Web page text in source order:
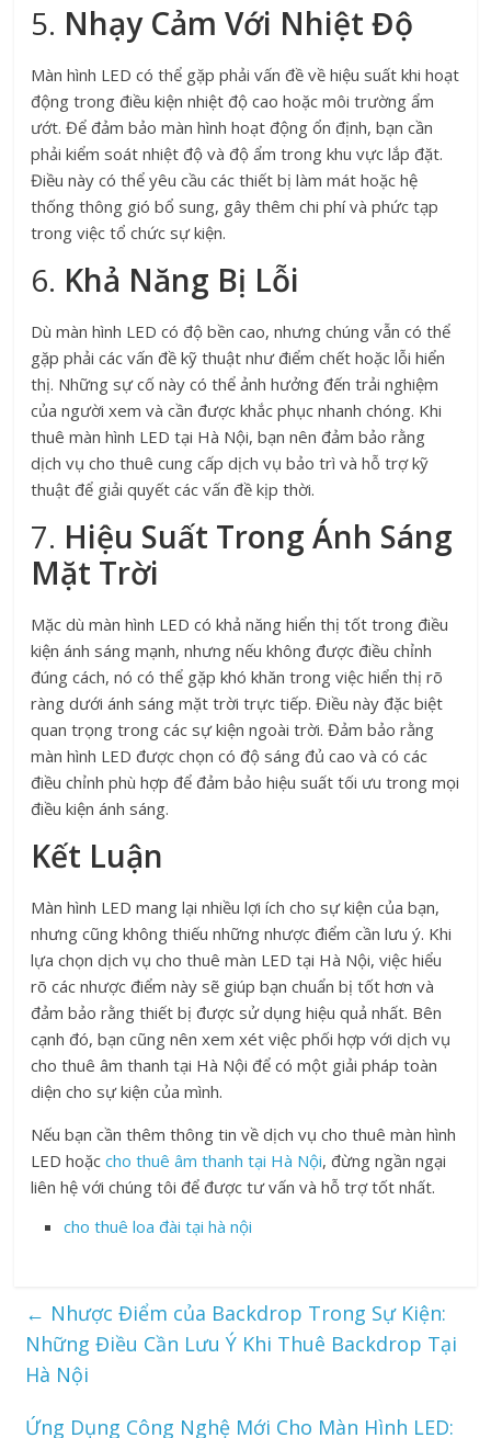
5. Nhạy Cảm Với Nhiệt Độ
Màn hình LED có thể gặp phải vấn đề về hiệu suất khi hoạt
động trong điều kiện nhiệt độ cao hoặc môi trường ẩm
ướt. Để đảm bảo màn hình hoạt động ổn định, bạn cần
phải kiểm soát nhiệt độ và độ ẩm trong khu vực lắp đặt.
Điều này có thể yêu cầu các thiết bị làm mát hoặc hệ
thống thông gió bổ sung, gây thêm chi phí và phức tạp
trong việc tổ chức sự kiện.
6. Khả Năng Bị Lỗi
Dù màn hình LED có độ bền cao, nhưng chúng vẫn có thể
gặp phải các vấn đề kỹ thuật như điểm chết hoặc lỗi hiển
thị. Những sự cố này có thể ảnh hưởng đến trải nghiệm
của người xem và cần được khắc phục nhanh chóng. Khi
thuê màn hình LED tại Hà Nội, bạn nên đảm bảo rằng
dịch vụ cho thuê cung cấp dịch vụ bảo trì và hỗ trợ kỹ
thuật để giải quyết các vấn đề kịp thời.
7. Hiệu Suất Trong Ánh Sáng
Mặt Trời
Mặc dù màn hình LED có khả năng hiển thị tốt trong điều
kiện ánh sáng mạnh, nhưng nếu không được điều chỉnh
đúng cách, nó có thể gặp khó khăn trong việc hiển thị rõ
ràng dưới ánh sáng mặt trời trực tiếp. Điều này đặc biệt
quan trọng trong các sự kiện ngoài trời. Đảm bảo rằng
màn hình LED được chọn có độ sáng đủ cao và có các
điều chỉnh phù hợp để đảm bảo hiệu suất tối ưu trong mọi
điều kiện ánh sáng.
Kết Luận
Màn hình LED mang lại nhiều lợi ích cho sự kiện của bạn,
nhưng cũng không thiếu những nhược điểm cần lưu ý. Khi
lựa chọn dịch vụ cho thuê màn LED tại Hà Nội, việc hiểu
rõ các nhược điểm này sẽ giúp bạn chuẩn bị tốt hơn và
đảm bảo rằng thiết bị được sử dụng hiệu quả nhất. Bên
cạnh đó, bạn cũng nên xem xét việc phối hợp với dịch vụ
cho thuê âm thanh tại Hà Nội để có một giải pháp toàn
diện cho sự kiện của mình.
Nếu bạn cần thêm thông tin về dịch vụ cho thuê màn hình
LED hoặccho thuê âm thanh tại Hà Nội, đừng ngần ngại
liên hệ với chúng tôi để được tư vấn và hỗ trợ tốt nhất.
cho thuê loa đài tại hà nội
← Nhược Điểm của Backdrop Trong Sự Kiện:
Những Điều Cần Lưu Ý Khi Thuê Backdrop Tại
Hà Nội
Ứng Dụng Công Nghệ Mới Cho Màn Hình LED: